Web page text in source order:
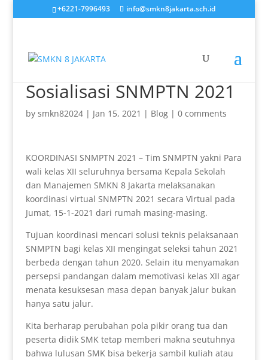
+6221-7996493 info@smkn8jakarta.sch.id
Sosialisasi SNMPTN 2021
by smkn82024| Jan 15, 2021 | Blog| 0 comments
KOORDINASI SNMPTN 2021 – Tim SNMPTN yakni Para
wali kelas XII seluruhnya bersama Kepala Sekolah
dan Manajemen SMKN 8 Jakarta melaksanakan
koordinasi virtual SNMPTN 2021 secara Virtual pada
Jumat, 15-1-2021 dari rumah masing-masing.
Tujuan koordinasi mencari solusi teknis pelaksanaan
SNMPTN bagi kelas XII mengingat seleksi tahun 2021
berbeda dengan tahun 2020. Selain itu menyamakan
persepsi pandangan dalam memotivasi kelas XII agar
menata kesuksesan masa depan banyak jalur bukan
hanya satu jalur.
Kita berharap perubahan pola pikir orang tua dan
peserta didik SMK tetap memberi makna seutuhnya
bahwa lulusan SMK bisa bekerja sambil kuliah atau